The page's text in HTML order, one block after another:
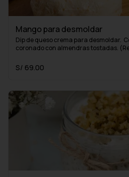
Mango para desmoldar
Dip de queso crema para desmoldar.
coronado con almendras tostadas.
S/ 69.00